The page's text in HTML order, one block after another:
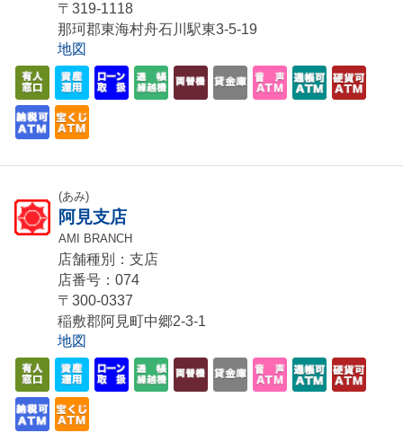
〒319-1118
那珂郡東海村舟石川駅東3-5-19
地図
(あみ)
阿見支店
AMI BRANCH
店舗種別：支店
店番号：074
〒300-0337
稲敷郡阿見町中郷2-3-1
地図